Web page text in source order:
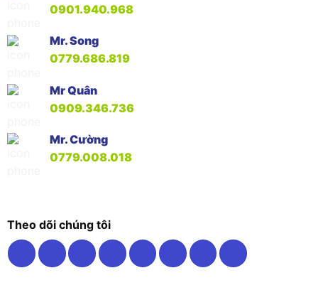
0901.940.968
Mr. Song
0779.686.819
Mr Quân
0909.346.736
Mr. Cường
0779.008.018
Theo dõi chúng tôi